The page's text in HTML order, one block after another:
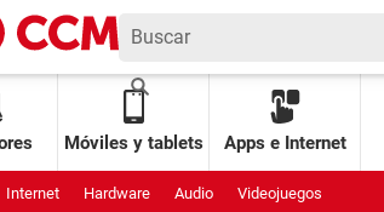
Móviles y tablets Apps e Internet
Internet Hardware Audio Videojuegos